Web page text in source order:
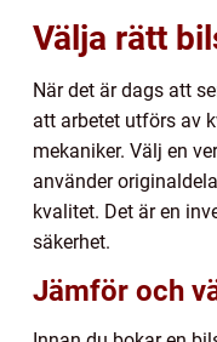
Välja rätt
När det är dags att
att arbetet utförs av
mekaniker. Välj en
använder
kvalitet. Det är en
säkerhet.
Jämför och